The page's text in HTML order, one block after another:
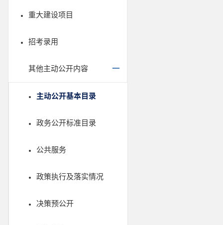
重大建设项目
招考录用
其他主动公开内容
主动公开基本目录
政务公开标准目录
公共服务
政策执行及落实情况
决策预公开